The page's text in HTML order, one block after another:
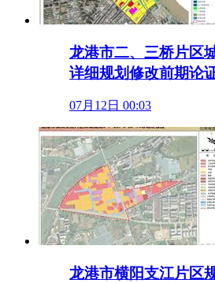
龙港市二、三桥片区
详细规划修改前期论
07月12日 00:03
龙港市横阳支江片区